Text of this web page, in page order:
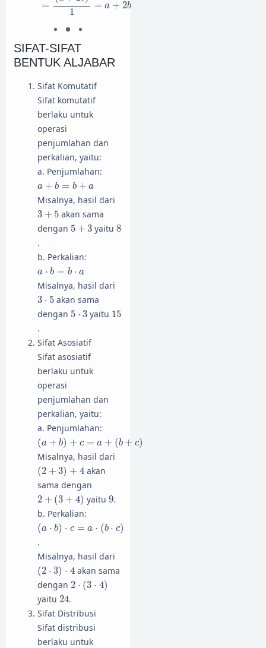
=
1
= a + 2b
SIFAT-SIFAT
BENTUK ALJABAR
Sifat Komutatif
Sifat komutatif
berlaku untuk
operasi
penjumlahan dan
perkalian, yaitu:
a. Penjumlahan:
a + b = b + a
a b =b a
Misalnya, hasil dari
3 + 5
3 + 5 akan sama
dengan 5 + 3
5 + 3 yaitu8
8
.
b. Perkalian:
a ⋅ b = b ⋅ a
a b= a
Misalnya, hasil dari
3 ⋅ 5
3 5 akan sama
dengan 5 ⋅ 3
5 3 yaitu 15
15
.
Sifat Asosiatif
Sifat asosiatif
berlaku untuk
operasi
penjumlahan dan
perkalian, yaitu:
a. Penjumlahan:
(a + b) + c = a + (b + c)
(a+ b )+ = a+ + )
Misalnya, hasil dari
(2 + 3) + 4
(2 3 )+
akan
sama dengan
2 + (3 + 4)
2 + 3+ 4 yaitu 9
9.
b. Perkalian:
(a ⋅ b) ⋅ c = a ⋅ (b ⋅ c)
(a⋅ )⋅c a ⋅c
.
Misalnya, hasil dari
(2 ⋅ 3) ⋅ 4
(2 3)⋅ 4
akan sama
dengan 2 ⋅ (3 ⋅ 4)
2 3⋅
yaitu 24
24.
Sifat Distribusi
Sifat distribusi
berlaku untuk